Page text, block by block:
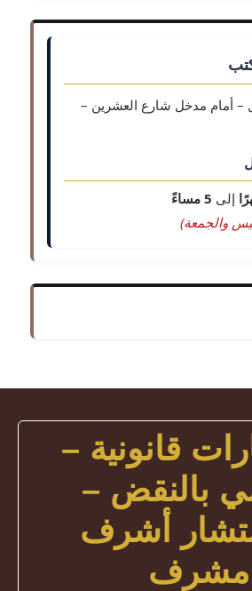
– أمام مدخل شارع العشرين –
إلى 5 مساءً
والجمعة)
قانونية –
بالنقض –
أشرف
مشرف